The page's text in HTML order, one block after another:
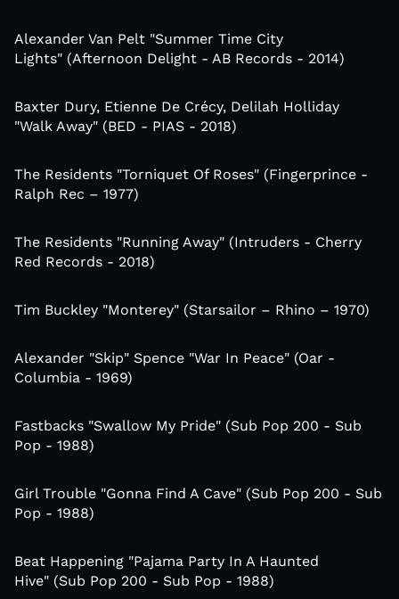
Alexander Van Pelt ‎"Summer Time City
Lights" (Afternoon Delight - AB Records - 2014)
Baxter Dury, Etienne De Crécy, Delilah Holliday ‎
"Walk Away" (BED - PIAS - 2018)
The Residents "Torniquet Of Roses" (Fingerprince -
Ralph Rec – 1977)
The Residents "Running Away" (Intruders - Cherry
Red Records - 2018)
Tim Buckley "Monterey" (Starsailor – Rhino – 1970)
Alexander "Skip" Spence "War In Peace" (Oar -
Columbia - 1969)
Fastbacks "Swallow My Pride" (Sub Pop 200 - Sub
Pop - 1988)
Girl Trouble "Gonna Find A Cave" (Sub Pop 200 - Sub
Pop - 1988)
Beat Happening "Pajama Party In A Haunted
Hive" (Sub Pop 200 - Sub Pop - 1988)